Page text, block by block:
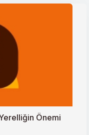
Faktörler
Önemi